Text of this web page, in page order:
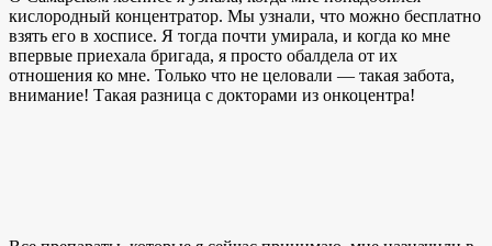
кислородный концентратор. Мы узнали, что можно бесплатно
взять его в хосписе. Я тогда почти умирала, и когда ко мне
впервые приехала бригада, я просто обалдела от их
отношения ко мне. Только что не целовали — такая забота,
внимание! Такая разница с докторами из онкоцентра!